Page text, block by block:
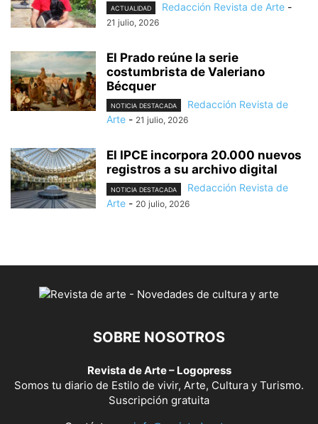
ACTUALIDAD Redacción Revista de Arte -
21 julio, 2026
El Prado reúne la serie
costumbrista de Valeriano
Bécquer
NOTICIA DESTACADA
Redacción Revista de
Arte - 21 julio, 2026
El IPCE incorpora 20.000 nuevos
registros a su archivo digital
NOTICIA DESTACADA
Redacción Revista de
Arte - 20 julio, 2026
SOBRE NOSOTROS
Revista de Arte – Logopress
Somos tu diario de Estilo de vivir, Arte, Cultura y Turismo.
Suscripción gratuita